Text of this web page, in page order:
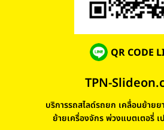
QR CODE
TPN-
บริการรถสไลด์รถยก เคลื่อนย้าย
ย้ายเครื่องจักร พ่วงแบตเตอรี่ เ